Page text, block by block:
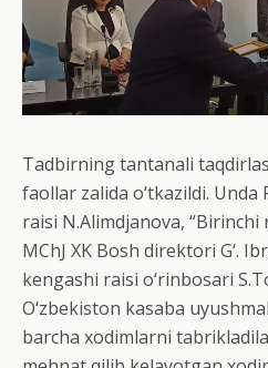
Tadbirning tantanali
faollar zalida o‘tkazildi.
raisi N.Alimdjanova,
MChJ XK Bosh direktori G‘.
kengashi raisi o‘rinbosari
O‘zbekiston kasaba
barcha xodimlarni